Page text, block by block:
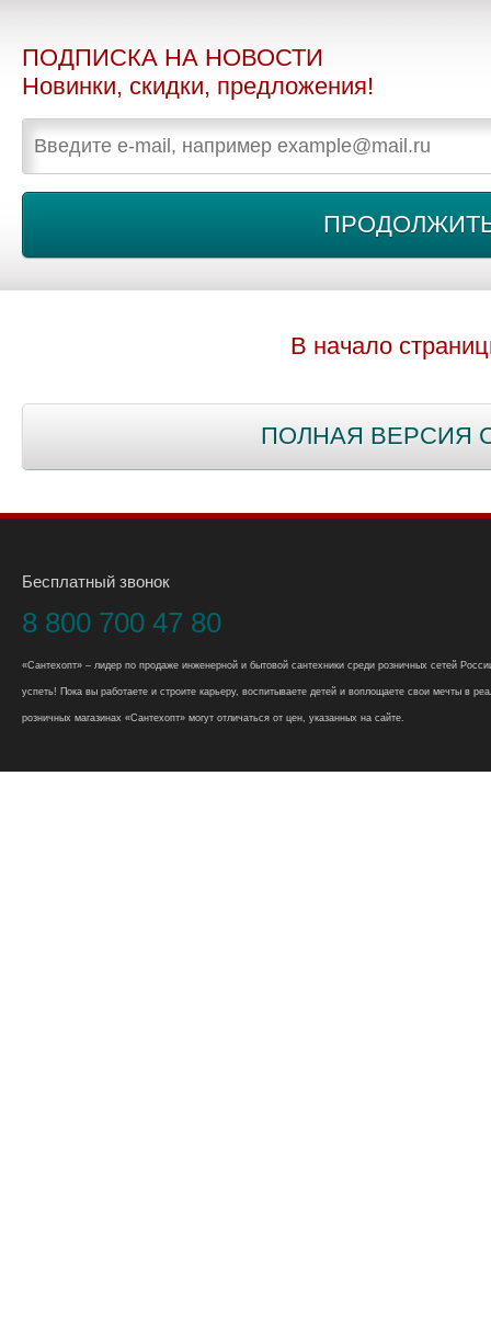
ПОДПИСКА НА НОВОСТИ
Новинки, скидки, предложения!
В начало
ПОЛНАЯ ВЕРСИЯ
Бесплатный звонок
8 800 700 47 80
«Сантехопт» – лидер по продаже инженерной и бытовой сантехники среди розничных сетей
успеть! Пока вы работаете и строите карьеру, воспитываете детей и воплощаете свои мечты в
розничных магазинах «Сантехопт» могут отличаться от цен, указанных на сайте.